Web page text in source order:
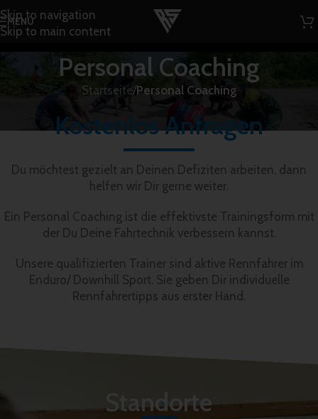
Skip to navigation
Skip to main content
MENÜ
Personal Coaching
Startseite/Personal Coaching
Kostenlos Anfragen
Du möchtest gezielt an Deinen Defiziten arbeiten, dann
helfen wir Dir gerne weiter.
Ein Personal Coaching ist die effektivste Trainingsform mit
der Du Deine Fahrtechnik verbessern kannst.
Unsere qualifizierten Trainer sind aktive Rennfahrer im
Enduro/ Downhill Sport. Sie geben Dir individuelle
Rennfahrertipps aus erster Hand.
Standorte